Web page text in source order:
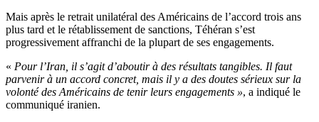
Mais après le retrait unilatéral des Américains de l’accord trois ans
plus tard et le rétablissement de sanctions, Téhéran s’est
progressivement affranchi de la plupart de ses engagements.
« Pour l’Iran, il s’agit d’aboutir à des résultats tangibles. Il faut
parvenir à un accord concret, mais il y a des doutes sérieux sur la
volonté des Américains de tenir leurs engagements », a indiqué le
communiqué iranien.